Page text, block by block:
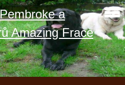
a
Amazing Frace